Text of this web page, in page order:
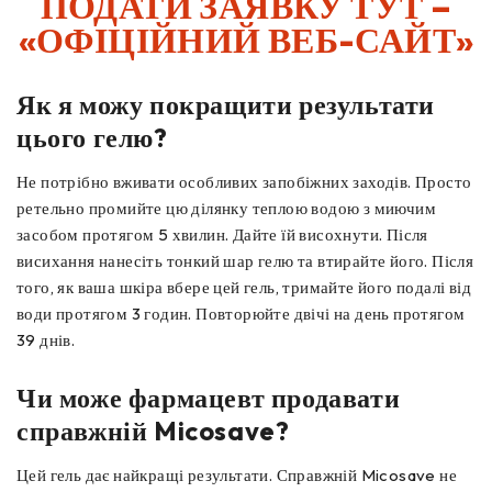
«ОФІЦІЙНИЙ ВЕБ-САЙТ»
Як я можу покращити результати
цього гелю?
Не потрібно вживати особливих запобіжних заходів. Просто
ретельно промийте цю ділянку теплою водою з миючим
засобом протягом 5 хвилин. Дайте їй висохнути. Після
висихання нанесіть тонкий шар гелю та втирайте його. Після
того, як ваша шкіра вбере цей гель, тримайте його подалі від
води протягом 3 годин. Повторюйте двічі на день протягом
39 днів.
Чи може фармацевт продавати
справжній Micosave?
Цей гель дає найкращі результати. Справжній Micosave не